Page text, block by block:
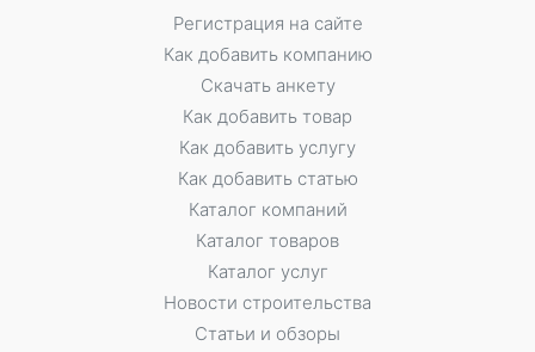
Регистрация на сайте
Как добавить компанию
Скачать анкету
Как добавить товар
Как добавить услугу
Как добавить статью
Каталог компаний
Каталог товаров
Каталог услуг
Новости строительства
Статьи и обзоры